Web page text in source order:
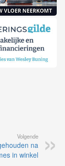
Volgende
na
in winkel